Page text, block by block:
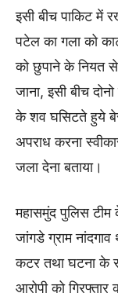
इसी बीच पाकिट में
पटेल का गला को
को छुपाने के नियत
जाना, इसी बीच
के शव घसिटते हुये
अपराध करना
जला देना बताया।
महासमुंद पुलिस टीम
जांगडे ग्राम
कटर तथा घटना के
आरोपी को